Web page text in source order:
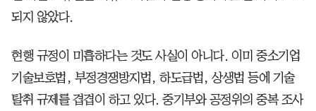
되지 않았다.
현행 규정이 미흡하다는 것도 사실이 아니다. 이미 중소기업
기술보호법, 부정경쟁방지법, 하도급법, 상생법 등에 기술
탈취 규제를 겹겹이 하고 있다. 중기부와 공정위의 중복 조사